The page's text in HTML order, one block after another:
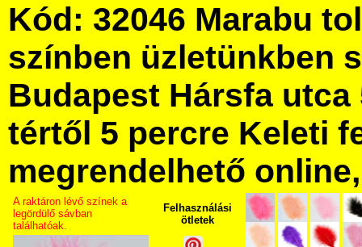
Kód: 32046 Marabu
színben üzletünkben
Budapest Hársfa utca
tértől 5 percre Keleti
megrendelhető
A raktáron lévő színek a
legördülő sávban
találhatóak.
Felhasználási
ötletek